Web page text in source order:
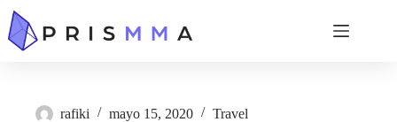
rafiki mayo 15, 2020 Travel